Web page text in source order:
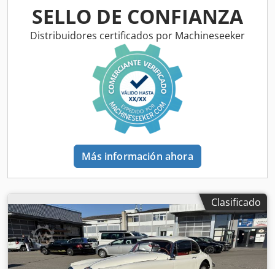
SELLO DE CONFIANZA
Distribuidores certificados por Machineseeker
Más información ahora
Clasificado